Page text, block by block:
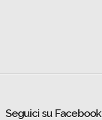
Seguici su Facebook